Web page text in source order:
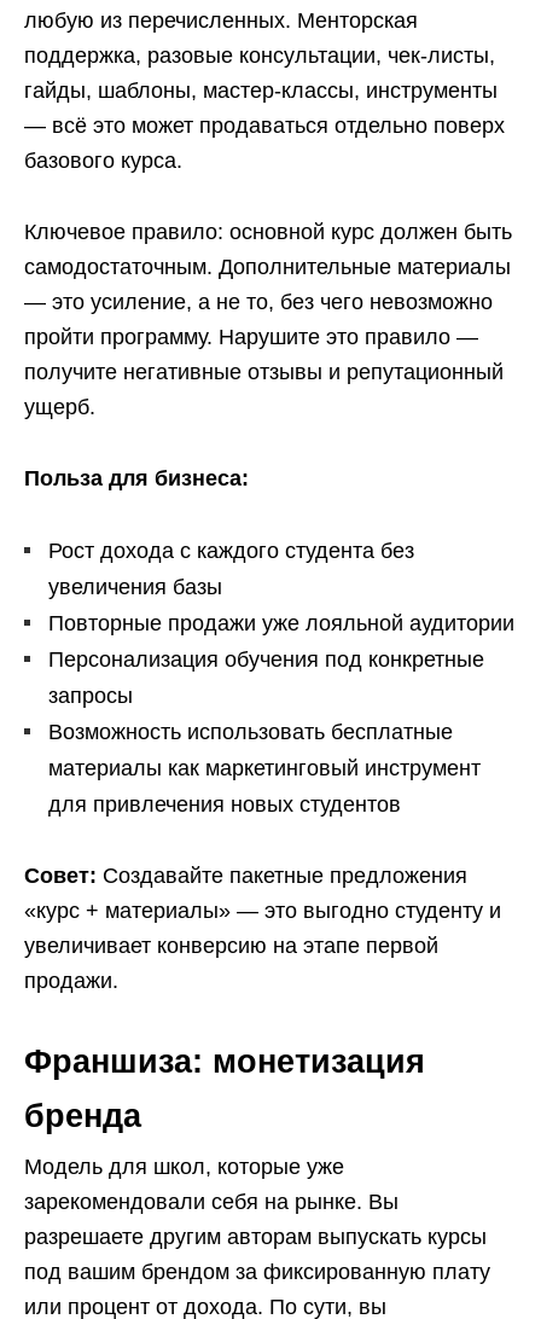
любую из перечисленных. Менторская
поддержка, разовые консультации, чек-листы,
гайды, шаблоны, мастер-классы, инструменты
— всё это может продаваться отдельно поверх
базового курса.
Ключевое правило: основной курс должен быть
самодостаточным. Дополнительные материалы
— это усиление, а не то, без чего невозможно
пройти программу. Нарушите это правило —
получите негативные отзывы и репутационный
ущерб.
Польза для бизнеса:
Рост дохода с каждого студента без
увеличения базы
Повторные продажи уже лояльной аудитории
Персонализация обучения под конкретные
запросы
Возможность использовать бесплатные
материалы как маркетинговый инструмент
для привлечения новых студентов
Совет: Создавайте пакетные предложения
«курс + материалы» — это выгодно студенту и
увеличивает конверсию на этапе первой
продажи.
Франшиза: монетизация
бренда
Модель для школ, которые уже
зарекомендовали себя на рынке. Вы
разрешаете другим авторам выпускать курсы
под вашим брендом за фиксированную плату
или процент от дохода. По сути, вы